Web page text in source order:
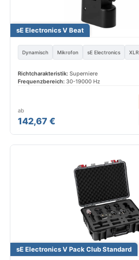
sE Electronics V Beat
Dynamisch Mikrofon sE Electronics XLR
Richtcharakteristik: Superniere
Frequenzbereich: 30-19000 Hz
ab
142,67 €
sE Electronics V Pack Club Standard